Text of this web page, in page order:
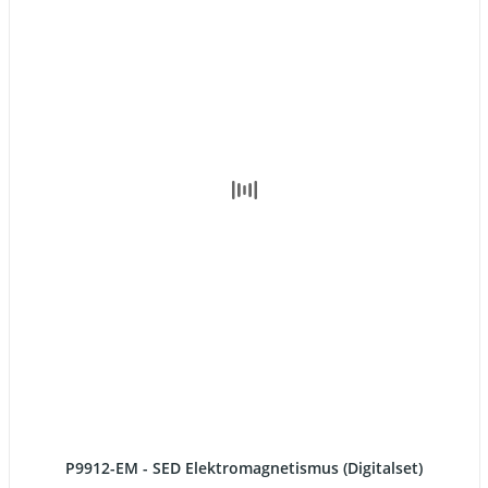
P9912-EM - SED Elektromagnetismus (Digitalset)